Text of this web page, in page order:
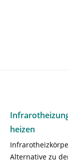
heizen
Alternative zu